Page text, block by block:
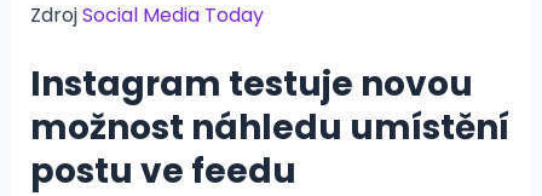
ZdrojSocial Media Today
Instagram testuje novou
možnost náhledu umístění
postu ve feedu